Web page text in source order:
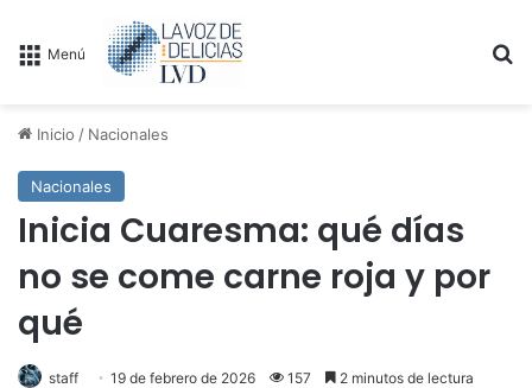
Menú
Inicio / Nacionales
Nacionales
Inicia Cuaresma: qué días
no se come carne roja y por
qué
staff 19 de febrero de 2026 157 2 minutos de lectura